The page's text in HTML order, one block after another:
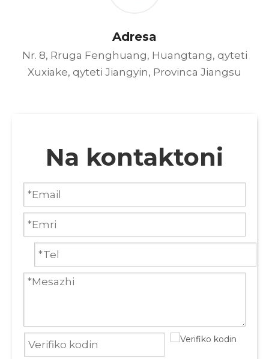
Adresa
Nr. 8, Rruga Fenghuang, Huangtang, qyteti
Xuxiake, qyteti Jiangyin, Provinca Jiangsu
Na kontaktoni